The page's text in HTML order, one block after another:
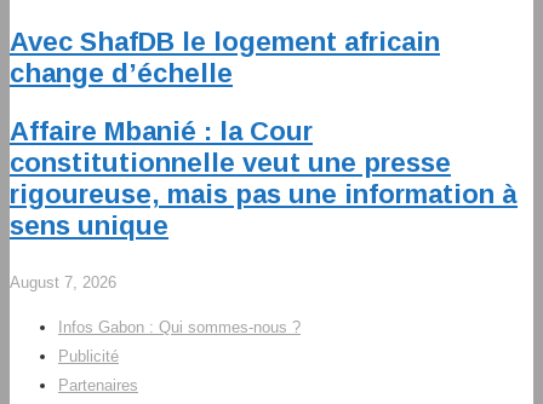
Avec ShafDB le logement africain
change d’échelle
Affaire Mbanié : la Cour
constitutionnelle veut une presse
rigoureuse, mais pas une information à
sens unique
August 7, 2026
Infos Gabon : Qui sommes-nous ?
Publicité
Partenaires